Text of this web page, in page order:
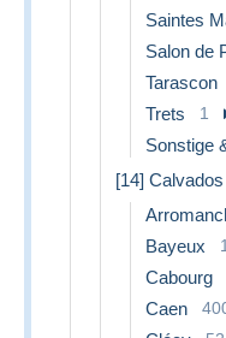
Saintes
Salon de
Tarascon
Trets 1
Sonstige
[14] Calvados
Bayeux
Cabourg
Caen